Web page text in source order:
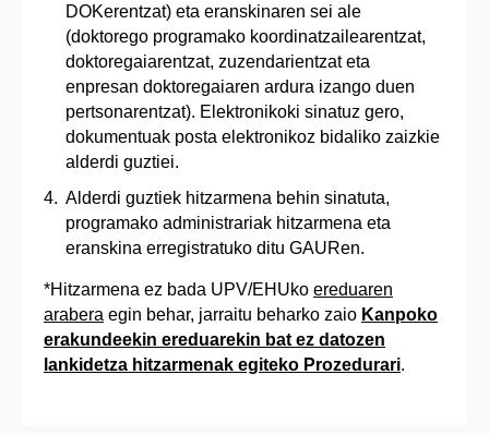
DOKerentzat) eta eranskinaren sei ale
(doktorego programako koordinatzailearentzat,
doktoregaiarentzat, zuzendarientzat eta
enpresan doktoregaiaren ardura izango duen
pertsonarentzat). Elektronikoki sinatuz gero,
dokumentuak posta elektronikoz bidaliko zaizkie
alderdi guztiei.
Alderdi guztiek hitzarmena behin sinatuta,
programako administrariak hitzarmena eta
eranskina erregistratuko ditu GAURen.
*Hitzarmena ez bada UPV/EHUko ereduaren
arabera egin behar, jarraitu beharko zaio Kanpoko
erakundeekin ereduarekin bat ez datozen
lankidetza hitzarmenak egiteko Prozedurari.